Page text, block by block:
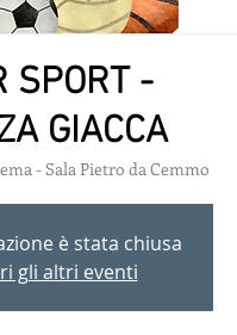
SPORT -
GIACCA
- Sala Pietro da Cemmo
è stata chiusa
gli altri eventi